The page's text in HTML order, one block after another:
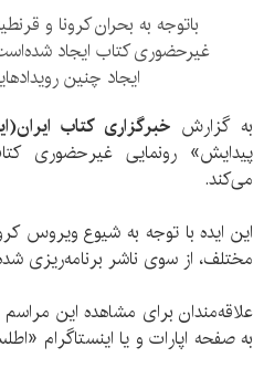
باتوجه به بحران کرونا و
غیرحضوری کتاب ایجاد شده‌است
ایجاد چنین
به گزارش خبرگزاری کتاب
پیدایش» رونمایی غیرحضوری
می‌کند.
این ایده با توجه به شیوع ویروس
مختلف، از سوی ناشر برنامه‌ریزی
به صفحه اپارات و یا اینستاگرام